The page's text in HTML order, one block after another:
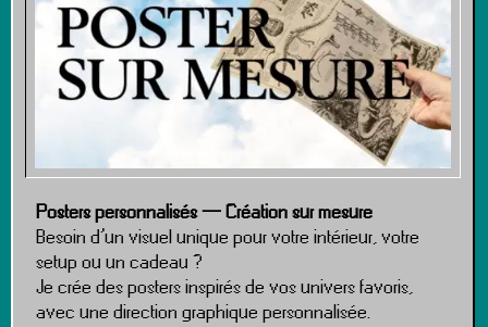
Posters personnalisés — Création sur mesure
Besoin d’un visuel unique pour votre intérieur, votre
setup ou un cadeau ?
Je crée des posters inspirés de vos univers favoris,
avec une direction graphique personnalisée.